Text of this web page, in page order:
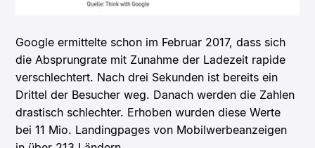
Google ermittelte schon im Februar 2017, dass sich
die Absprungrate mit Zunahme der Ladezeit rapide
verschlechtert. Nach drei Sekunden ist bereits ein
Drittel der Besucher weg. Danach werden die Zahlen
drastisch schlechter. Erhoben wurden diese Werte
bei 11 Mio. Landingpages von Mobilwerbeanzeigen